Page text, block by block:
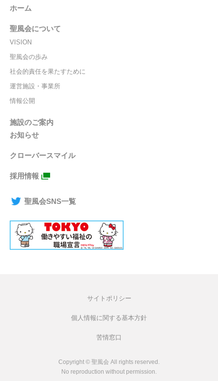
ホーム
聖風会について
VISION
聖風会の歩み
社会的責任を果たすために
運営施設・事業所
情報公開
施設のご案内
お知らせ
クローバースマイル
採用情報
聖風会SNS一覧
サイトポリシー
個人情報に関する基本方針
苦情窓口
Copyright © 聖風会 All rights reserved.
No reproduction without permission.